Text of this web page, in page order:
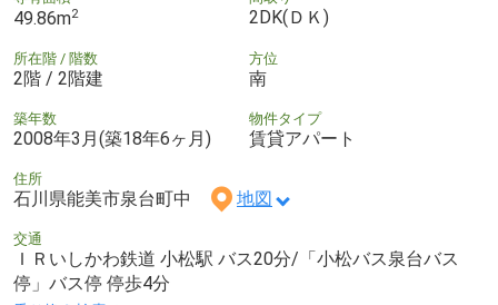
49.86m2 2DK(ＤＫ)
所在階 / 階数
2階 / 2階建
方位
南
築年数
2008年3月(築18年6ヶ月)
物件タイプ
賃貸アパート
住所
石川県能美市泉台町中 地図
交通
ＩＲいしかわ鉄道 小松駅 バス20分/「小松バス泉台バス
停」バス停 停歩4分